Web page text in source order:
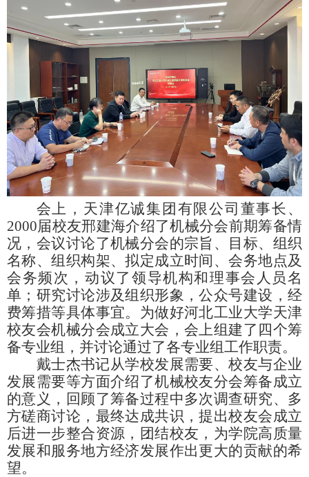
会上，天津亿诚集团有限公司董事长、
2000届校友邢建海介绍了机械分会前期筹备情
况，会议讨论了机械分会的宗旨、目标、组织
名称、组织构架、拟定成立时间、会务地点及
会务频次，动议了领导机构和理事会人员名
单；研究讨论涉及组织形象，公众号建设，经
费筹措等具体事宜。为做好河北工业大学天津
校友会机械分会成立大会，会上组建了四个筹
备专业组，并讨论通过了各专业组工作职责。
戴士杰书记从学校发展需要、校友与企业
发展需要等方面介绍了机械校友分会筹备成立
的意义，回顾了筹备过程中多次调查研究、多
方磋商讨论，最终达成共识，提出校友会成立
后进一步整合资源，团结校友，为学院高质量
发展和服务地方经济发展作出更大的贡献的希
望。